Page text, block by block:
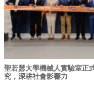
聖若瑟大學機械人實驗室正
究，深耕社會影響力